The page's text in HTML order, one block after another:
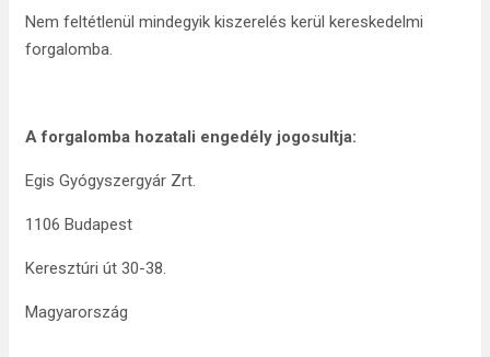
Nem feltétlenül mindegyik kiszerelés kerül kereskedelmi
forgalomba.
A forgalomba hozatali engedély jogosultja:
Egis Gyógyszergyár Zrt.
1106 Budapest
Keresztúri út 30-38.
Magyarország